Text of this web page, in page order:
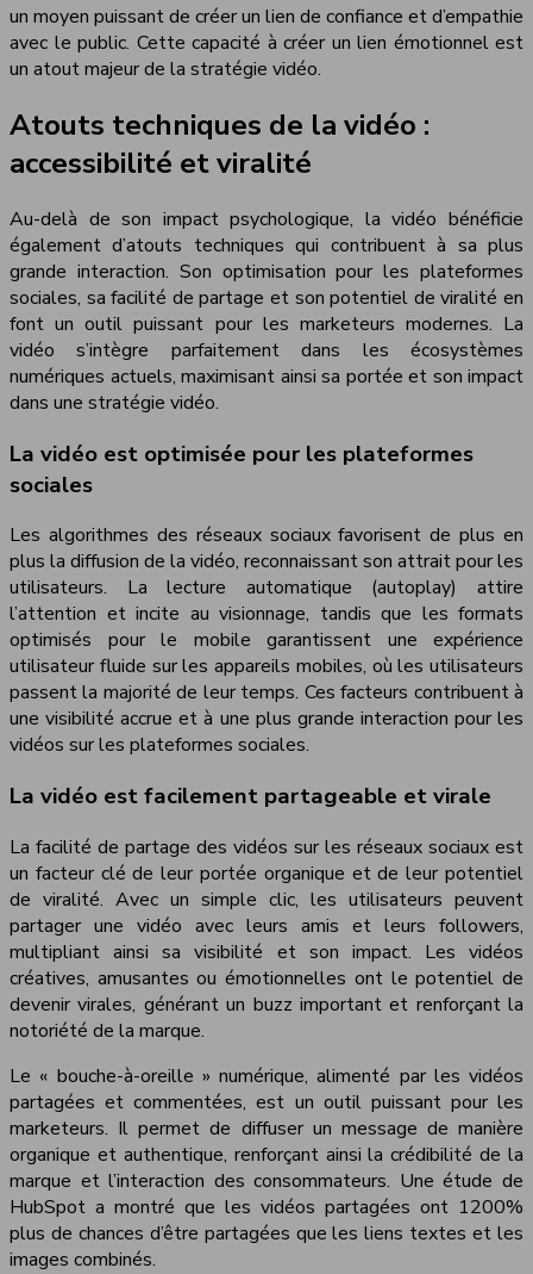
un moyen puissant de créer un lien de confiance et d’empathie
avec le public. Cette capacité à créer un lien émotionnel est
un atout majeur de la stratégie vidéo.
Atouts techniques de la vidéo :
accessibilité et viralité
Au-delà de son impact psychologique, la vidéo bénéficie
également d’atouts techniques qui contribuent à sa plus
grande interaction. Son optimisation pour les plateformes
sociales, sa facilité de partage et son potentiel de viralité en
font un outil puissant pour les marketeurs modernes. La
vidéo s’intègre parfaitement dans les écosystèmes
numériques actuels, maximisant ainsi sa portée et son impact
dans une stratégie vidéo.
La vidéo est optimisée pour les plateformes
sociales
Les algorithmes des réseaux sociaux favorisent de plus en
plus la diffusion de la vidéo, reconnaissant son attrait pour les
utilisateurs. La lecture automatique (autoplay) attire
l’attention et incite au visionnage, tandis que les formats
optimisés pour le mobile garantissent une expérience
utilisateur fluide sur les appareils mobiles, où les utilisateurs
passent la majorité de leur temps. Ces facteurs contribuent à
une visibilité accrue et à une plus grande interaction pour les
vidéos sur les plateformes sociales.
La vidéo est facilement partageable et virale
La facilité de partage des vidéos sur les réseaux sociaux est
un facteur clé de leur portée organique et de leur potentiel
de viralité. Avec un simple clic, les utilisateurs peuvent
partager une vidéo avec leurs amis et leurs followers,
multipliant ainsi sa visibilité et son impact. Les vidéos
créatives, amusantes ou émotionnelles ont le potentiel de
devenir virales, générant un buzz important et renforçant la
notoriété de la marque.
Le « bouche-à-oreille » numérique, alimenté par les vidéos
partagées et commentées, est un outil puissant pour les
marketeurs. Il permet de diffuser un message de manière
organique et authentique, renforçant ainsi la crédibilité de la
marque et l’interaction des consommateurs. Une étude de
HubSpot a montré que les vidéos partagées ont 1200%
plus de chances d’être partagées que les liens textes et les
images combinés.